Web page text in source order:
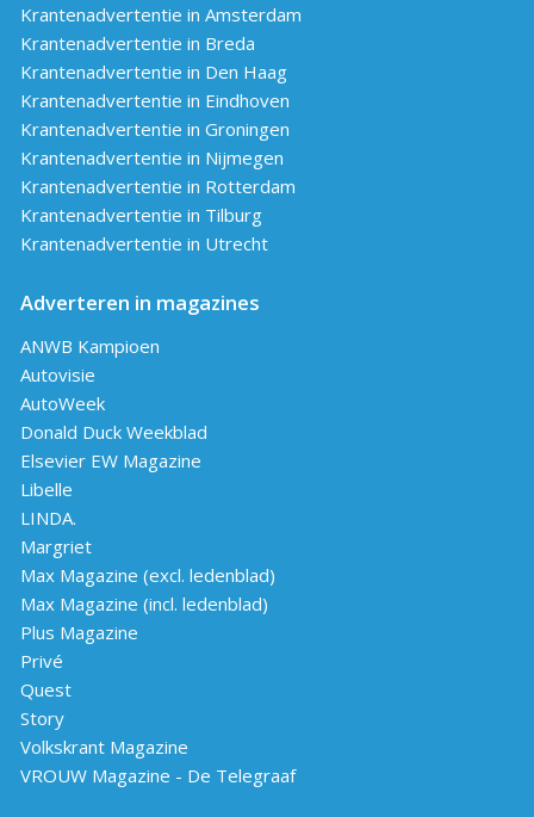
Krantenadvertentie in Amsterdam
Krantenadvertentie in Breda
Krantenadvertentie in Den Haag
Krantenadvertentie in Eindhoven
Krantenadvertentie in Groningen
Krantenadvertentie in Nijmegen
Krantenadvertentie in Rotterdam
Krantenadvertentie in Tilburg
Krantenadvertentie in Utrecht
Adverteren in magazines
ANWB Kampioen
Autovisie
AutoWeek
Donald Duck Weekblad
Elsevier EW Magazine
Libelle
LINDA.
Margriet
Max Magazine (excl. ledenblad)
Max Magazine (incl. ledenblad)
Plus Magazine
Privé
Quest
Story
Volkskrant Magazine
VROUW Magazine - De Telegraaf